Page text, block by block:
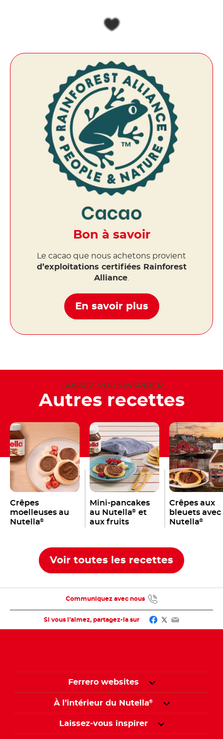
Bon à savoir
Le cacao que nous achetons provient
d’exploitations certifiées Rainforest
Alliance
En savoir plus
LAISSEZ-VOUS INSPIRER
Autres recettes
Crêpes
moelleuses au
Nutella®
Mini-pancakes
au Nutella® et
aux fruits
Crêpes aux
bleuets avec
Nutella®
Voir toutes les recettes
Si vous l’aimez, partagez-la sur Facebook
Twitter
Email
Communiquez avec nous
Ferrero websites
À l’intérieur du Nutella®
Laissez-vous inspirer